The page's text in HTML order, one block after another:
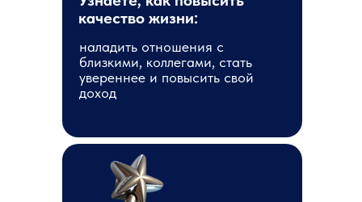
наладить отношения с
близкими, коллегами, стать
увереннее и повысить свой
доход
качество жизни: